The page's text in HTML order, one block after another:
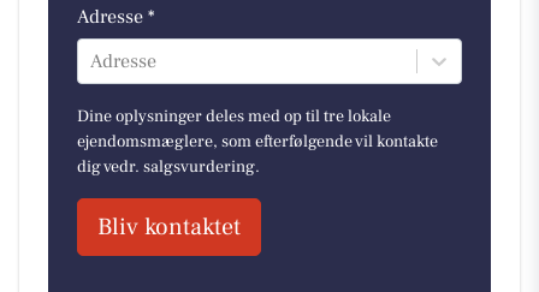
Adresse *
Adresse
Dine oplysninger deles med op til tre lokale
ejendomsmæglere, som efterfølgende vil kontakte
dig vedr. salgsvurdering.
Bliv kontaktet